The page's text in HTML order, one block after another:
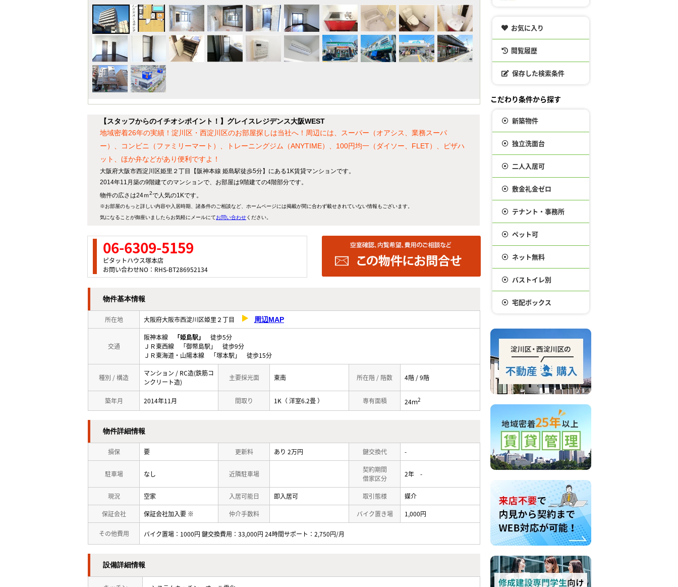
【スタッフからのイチオシポイント！】グレイスレジデンス大阪WEST
地域密着26年の実績！淀川区・西淀川区のお部屋探しは当社へ！周辺には、スーパー（オアシス、業務スーパ
ー）、コンビニ（ファミリーマート）、トレーニングジム（ANYTIME）、100円均一（ダイソー、FLET）、ピザハ
ット、ほか弁などがあり便利ですよ！
大阪府大阪市西淀川区姫里２丁目【阪神本線 姫島駅徒歩5分】にある1K賃貸マンションです。
2014年11月築の9階建てのマンションで、お部屋は9階建ての4階部分です。
物件の広さは24ｍ2で人気の1Kです。
※お部屋のもっと詳しい内容や入居時期、諸条件のご相談など、ホームページには掲載が間に合わず載せきれていない情報もございます。
気になることが御座いましたらお気軽にメールにてお問い合わせください。
06-6309-5159
ピタットハウス塚本店
お問い合わせNO：RHS-BT286952134
物件基本情報
所在地 大阪府大阪市西淀川区姫里２丁目 周辺MAP
交通
阪神本線 「姫島駅」
徒歩5分
ＪＲ東西線 「御幣島駅」 徒歩9分
ＪＲ東海道・山陽本線 「塚本駅」 徒歩15分
種別 / 構造
マンション / RC造(鉄筋コ
ンクリート造)
主要採光面 東南 所在階 / 階数 4階 / 9階
築年月 2014年11月 間取り 1K（ 洋室6.2畳 ） 専有面積 24ｍ2
物件詳細情報
損保 要 更新料 あり 2万円 鍵交換代 -
駐車場 なし 近隣駐車場
契約期間
借家区分
2年 -
現況 空家 入居可能日 即入居可 取引態様 媒介
保証会社 保証会社加入要 ※ 仲介手数料 バイク置き場 1,000円
その他費用 バイク置場：1000円 鍵交換費用：33,000円 24時間サポート：2,750円/月
設備詳細情報
お気に入り
閲覧履歴
保存した検索条件
こだわり条件から探す
新築物件
独立洗面台
二人入居可
敷金礼金ゼロ
テナント・事務所
ペット可
ネット無料
バストイレ別
宅配ボックス